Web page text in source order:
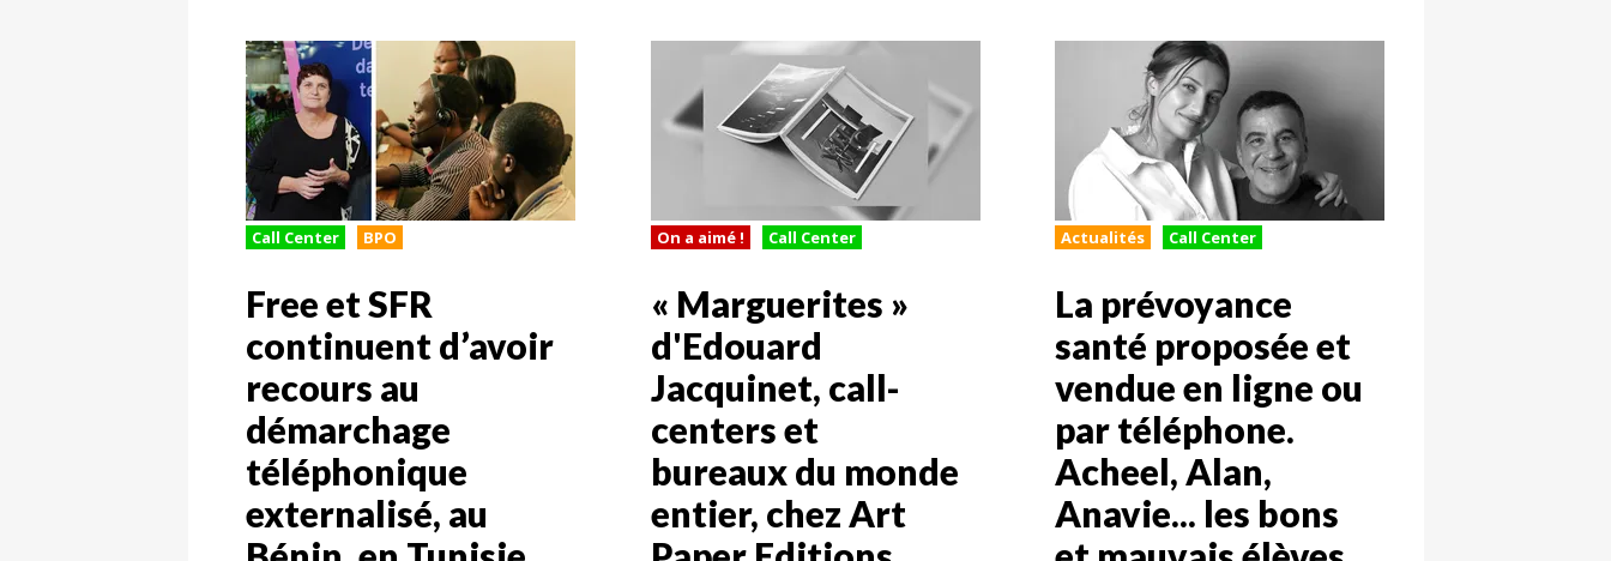
Call Center BPO
Free et SFR
continuent d’avoir
recours au
démarchage
téléphonique
externalisé, au
On a aimé ! Call Center
« Marguerites »
d'Edouard
Jacquinet, call-
centers et
bureaux du monde
entier, chez Art
Actualités Call Center
La prévoyance
santé proposée et
vendue en ligne ou
par téléphone.
Acheel, Alan,
Anavie... les bons